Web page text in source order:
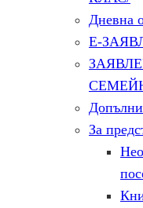
Дневна
Е-
За